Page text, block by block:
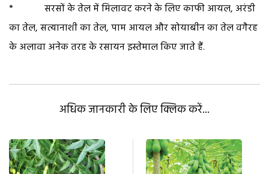
* सरसों के तेल में मिलावट करने के लिए काफी आयल, अरंडी
का तेल, सत्यानाशी का तेल, पाम आयल और सोयाबीन का तेल वगैरह
के अलावा अनेक तरह के रसायन इस्तेमाल किए जाते हैं.
अधिक जानकारी के लिए क्लिक करें...